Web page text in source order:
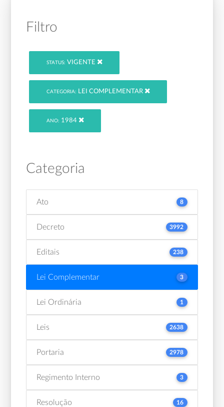
Filtro
STATUS: VIGENTE
CATEGORIA: LEI COMPLEMENTAR
ANO: 1984
Categoria
Ato 8
Decreto 3992
Editais 238
Lei Complementar 3
Lei Ordinária 1
Leis 2638
Portaria 2978
Regimento Interno 3
Resolução 16